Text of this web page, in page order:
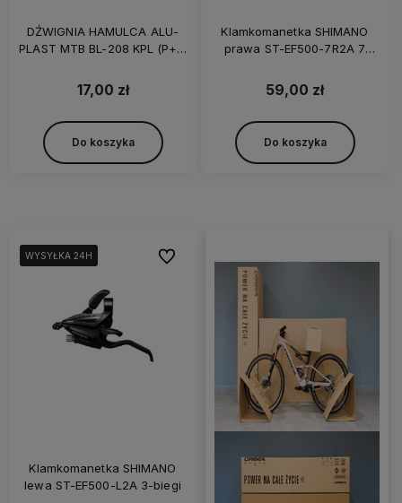
DŹWIGNIA HAMULCA ALU-
PLAST MTB BL-208 KPL (P+L)
17,00 zł
Do koszyka
Klamkomanetka SHIMANO
prawa ST-EF500-7R2A 7
59,00 zł
Do koszyka
WYSYŁKA 24H
WYSYŁKA 24H
WYSYŁKA 24H
Klamkomanetka SHIMANO
lewa ST-EF500-L2A 3-biegi
Do ulubionych